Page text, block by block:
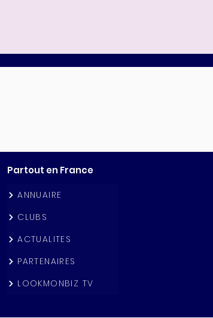
Partout en France
ANNUAIRE
CLUBS
ACTUALITES
PARTENAIRES
LOOKMONBIZ TV